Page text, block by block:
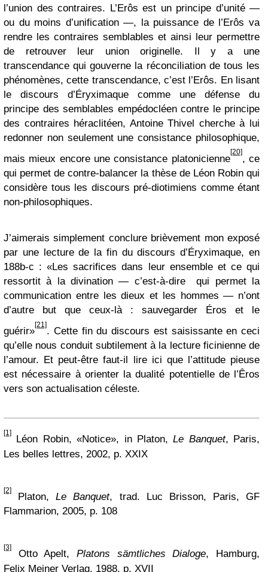
l’union des contraires. L’Erôs est un principe d’unité —
ou du moins d’unification —, la puissance de l’Erôs va
rendre les contraires semblables et ainsi leur permettre
de retrouver leur union originelle. Il y a une
transcendance qui gouverne la réconciliation de tous les
phénomènes, cette transcendance, c’est l’Erôs. En lisant
le discours d’Éryximaque comme une défense du
principe des semblables empédocléen contre le principe
des contraires héraclitéen, Antoine Thivel cherche à lui
redonner non seulement une consistance philosophique,
mais mieux encore une consistance platonicienne
[20]
, ce
qui permet de contre-balancer la thèse de Léon Robin qui
considère tous les discours pré-diotimiens comme étant
non-philosophiques.
J’aimerais simplement conclure brièvement mon exposé
par une lecture de la fin du discours d’Éryximaque, en
188b-c : «Les sacrifices dans leur ensemble et ce qui
ressortit à la divination — c’est-à-dire qui permet la
communication entre les dieux et les hommes — n’ont
d’autre but que ceux-là : sauvegarder Éros et le
guérir»
[21]
. Cette fin du discours est saisissante en ceci
qu’elle nous conduit subtilement à la lecture ficinienne de
l’amour. Et peut-être faut-il lire ici que l’attitude pieuse
est nécessaire à orienter la dualité potentielle de l’Êros
vers son actualisation céleste.
[1]
Léon Robin, «Notice», in Platon,Le Banquet, Paris,
Les belles lettres, 2002, p. XXIX
[2]
Platon,Le Banquet, trad. Luc Brisson, Paris, GF
Flammarion, 2005, p. 108
[3]
Otto Apelt, Platons sämtliches Dialoge, Hamburg,
Felix Meiner Verlag, 1988, p. XVII